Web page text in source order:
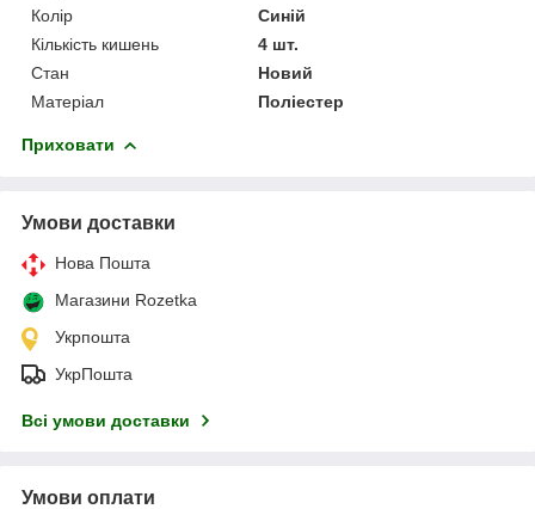
Колір
Синій
Кількість кишень
4 шт.
Стан
Новий
Матеріал
Поліестер
Приховати
Умови доставки
Нова Пошта
Магазини Rozetka
Укрпошта
УкрПошта
Всі умови доставки
Умови оплати